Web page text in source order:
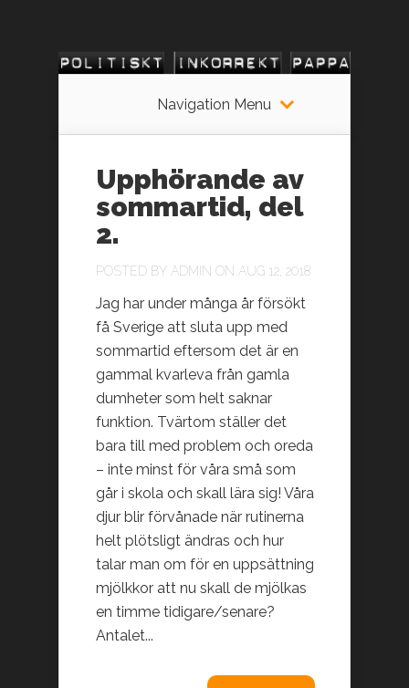
Navigation Menu
Upphörande av
sommartid, del
2.
POSTED BY ADMIN ON AUG 12, 2018
Jag har under många år försökt
få Sverige att sluta upp med
sommartid eftersom det är en
gammal kvarleva från gamla
dumheter som helt saknar
funktion. Tvärtom ställer det
bara till med problem och oreda
– inte minst för våra små som
går i skola och skall lära sig! Våra
djur blir förvånade när rutinerna
helt plötsligt ändras och hur
talar man om för en uppsättning
mjölkkor att nu skall de mjölkas
en timme tidigare/senare?
Antalet...